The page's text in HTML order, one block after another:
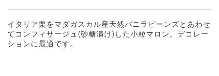
イタリア栗をマダガスカル産天然バニラビーンズとあわせ
てコンフィサージュ(砂糖漬け)した小粒マロン。デコレー
ションに最適です。